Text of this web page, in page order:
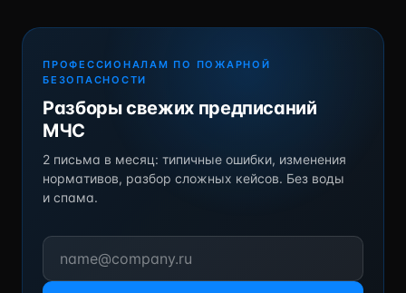
ПРОФЕССИОНАЛАМ ПО ПОЖАРНОЙ
БЕЗОПАСНОСТИ
Разборы свежих предписаний
МЧС
2 письма в месяц: типичные ошибки, изменения
нормативов, разбор сложных кейсов. Без воды
и спама.